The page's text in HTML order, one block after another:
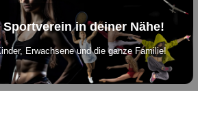
Sportverein in deiner Nähe!
Erwachsene und die ganze Familie!